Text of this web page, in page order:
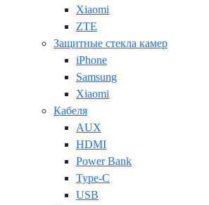
Xiaomi
ZTE
Защитные стекла камер
iPhone
Samsung
Xiaomi
Кабеля
AUX
HDMI
Power Bank
Type-C
USB